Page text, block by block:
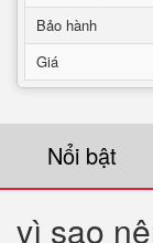
Bảo hành
Giá
Nổi bật
vì sao